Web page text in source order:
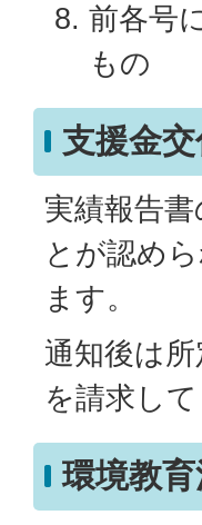
前各号
もの
支援金
実績報告
とが認め
ます。
通知後は
を請求して
環境教